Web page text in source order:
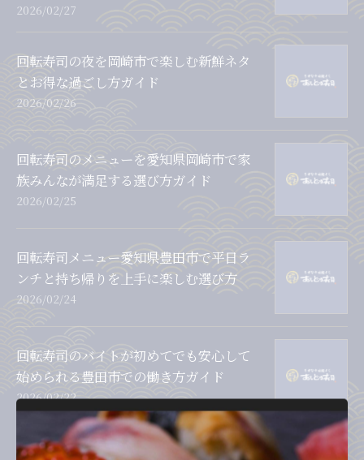
2026/02/27
回転寿司の夜を岡崎市で楽しむ新鮮ネタ
とお得な過ごし方ガイド
2026/02/26
回転寿司のメニューを愛知県岡崎市で家
族みんなが満足する選び方ガイド
2026/02/25
回転寿司メニュー愛知県豊田市で平日ラ
ンチと持ち帰りを上手に楽しむ選び方
2026/02/24
回転寿司のバイトが初めてでも安心して
始められる豊田市での働き方ガイド
2026/02/22
寿司とマシン導入で実現する効率経営と